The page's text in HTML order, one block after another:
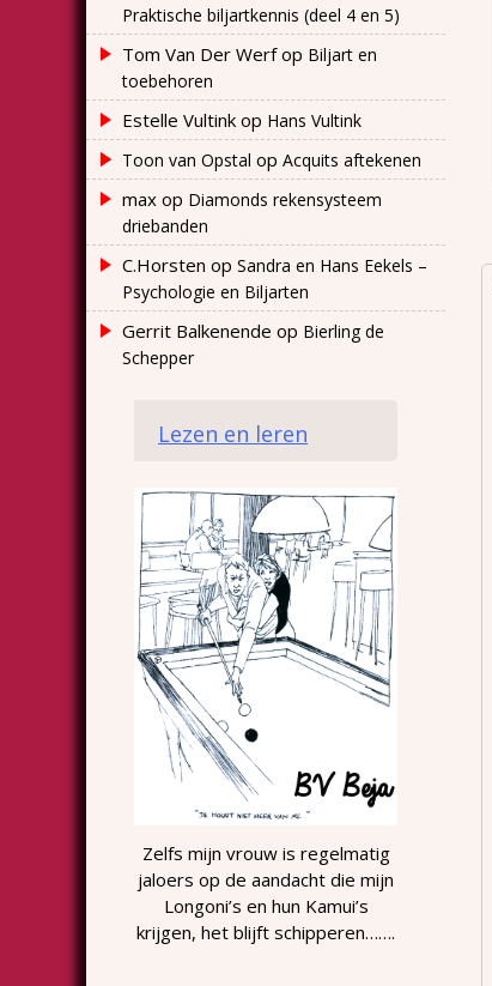
Praktische biljartkennis (deel 4 en 5)
Tom Van Der Werfop Biljart en
toebehoren
Estelle Vultink op Hans Vultink
Toon van Opstal op Acquits aftekenen
max op Diamonds rekensysteem
driebanden
C.Horsten op Sandra en Hans Eekels –
Psychologie en Biljarten
Gerrit Balkenende op Bierling de
Schepper
Lezen en leren
Zelfs mijn vrouw is regelmatig
jaloers op de aandacht die mijn
Longoni’s en hun Kamui’s
krijgen, het blijft schipperen…….